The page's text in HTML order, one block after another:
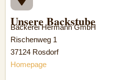
Unsere Backstube
Bäckerei Hermann GmbH
Rischenweg 1
37124 Rosdorf
Homepage